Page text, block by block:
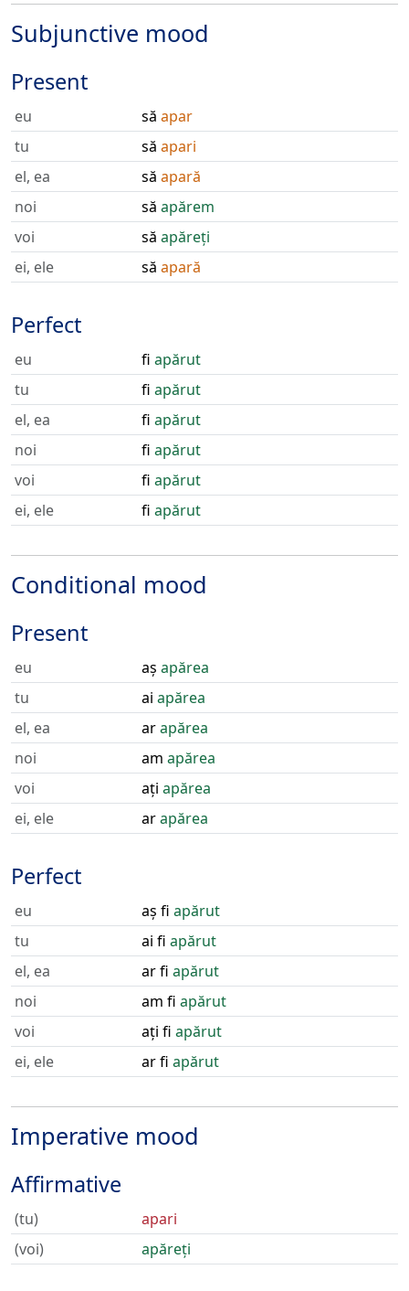
Subjunctive mood
Present
eu să apar
tu
să apari
el, ea
să apară
noi
să apărem
voi
să apăreți
ei, ele
să apară
Perfect
eu fi apărut
tu
fi apărut
el, ea
fi apărut
noi
fi apărut
voi
fi apărut
ei, ele
fi apărut
Conditional mood
Present
eu aș apărea
tu
ai apărea
el, ea
arapărea
noi
am apărea
voi
ați apărea
ei, ele
arapărea
Perfect
eu aș fi apărut
tu
ai fi apărut
el, ea
ar fi apărut
noi
am fi apărut
voi
ați fi apărut
ei, ele
ar fi apărut
Imperative mood
Affirmative
(tu)
apari
(voi)
apăreți